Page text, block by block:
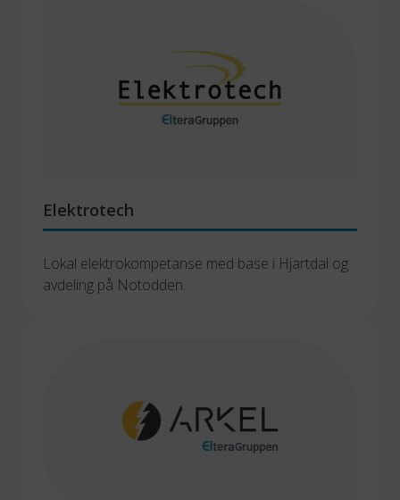
Elektrotech
Lokal elektrokompetanse med base i Hjartdal og
avdeling på Notodden.